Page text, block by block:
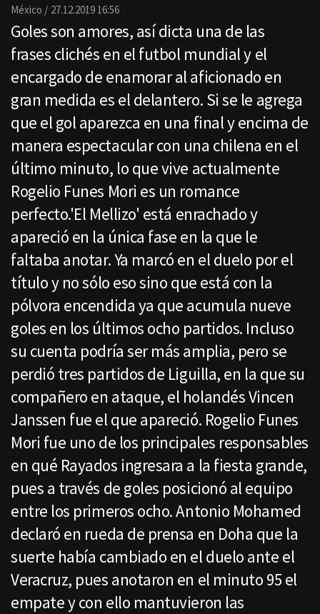
México 27.12.2019 16:56
Goles son amores, así dicta una de las
frases clichés en el futbol mundial y el
encargado de enamorar al aficionado en
gran medida es el delantero. Si se le agrega
que el gol aparezca en una final y encima de
manera espectacular con una chilena en el
último minuto, lo que vive actualmente
Rogelio Funes Mori es un romance
perfecto.'El Mellizo' está enrachado y
apareció en la única fase en la que le
faltaba anotar. Ya marcó en el duelo por el
título y no sólo eso sino que está con la
pólvora encendida ya que acumula nueve
goles en los últimos ocho partidos. Incluso
su cuenta podría ser más amplia, pero se
perdió tres partidos de Liguilla, en la que su
compañero en ataque, el holandés Vincen
Janssen fue el que apareció. Rogelio Funes
Mori fue uno de los principales responsables
en qué Rayados ingresara a la fiesta grande,
pues a través de goles posicionó al equipo
entre los primeros ocho. Antonio Mohamed
declaró en rueda de prensa en Doha que la
suerte había cambiado en el duelo ante el
Veracruz, pues anotaron en el minuto 95 el
empate y con ello mantuvieron las